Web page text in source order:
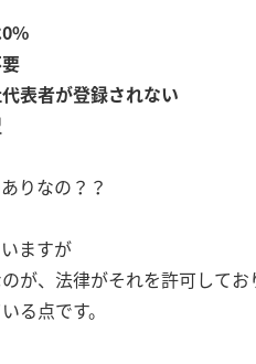
表者が登録されない
りなの？？
ますが
が、法律がそれを許可してお
る点です。